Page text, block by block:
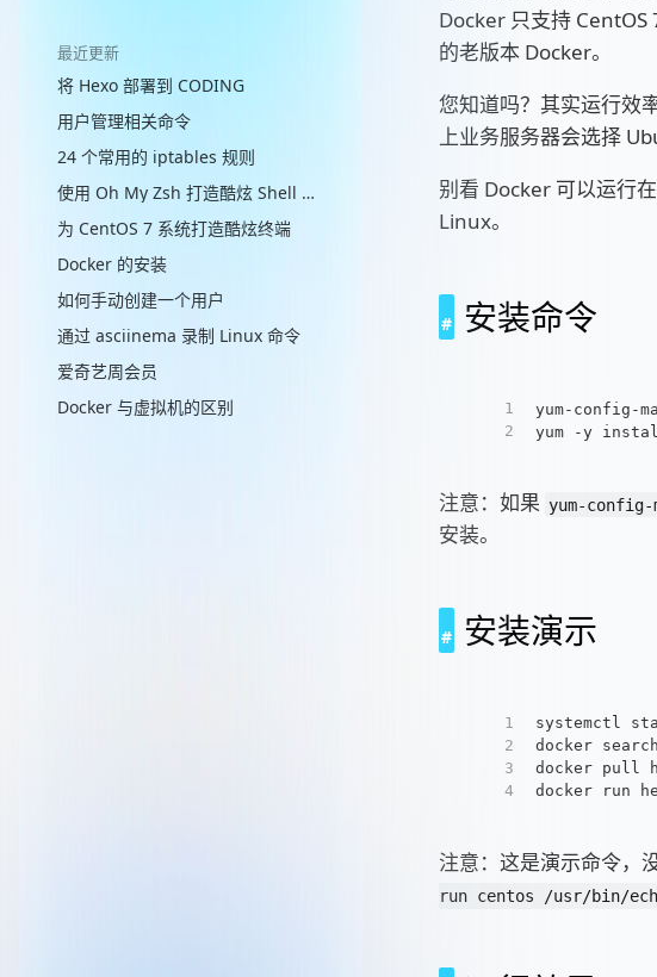
最近更新
将 Hexo 部署到 CODING
用户管理相关命令
24 个常用的 iptables 规则
使用 Oh My Zsh 打造酷炫 Shell 终端
为 CentOS 7 系统打造酷炫终端
Docker 的安装
如何手动创建一个用户
通过 asciinema 录制 Linux 命令
爱奇艺周会员
Docker 与虚拟机的区别
Docker 只支持 CentOS
的老版本 Docker。
您知道吗？其实运行效
上业务服务器会选择
别看 Docker 可以运行
Linux。
安装命令
1
2
yum-config-
yum -y
注意：如果 yum-config-
安装。
安装演示
1
2
3
4
systemctl
docker
docker pull
docker run
注意：这是演示命令，
run centos /usr/bin/